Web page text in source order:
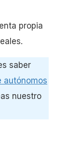
propia
saber
autónomos
nuestro